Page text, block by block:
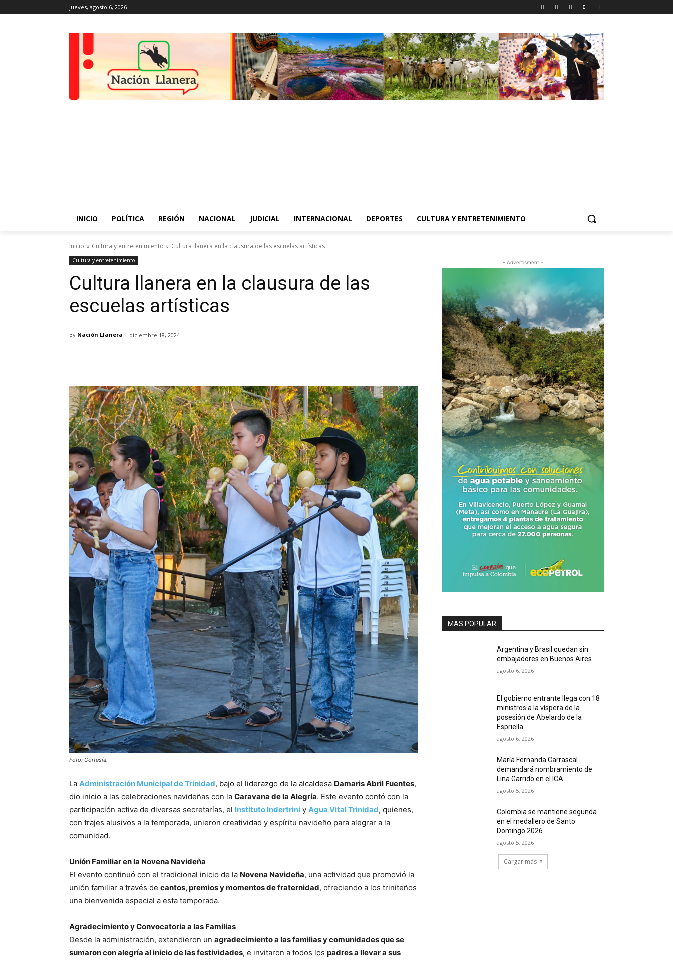
jueves, agosto 6, 2026
INICIO POLÍTICA REGIÓN NACIONAL JUDICIAL INTERNACIONAL DEPORTES CULTURA Y ENTRETENIMIENTO
Inicio Cultura y entretenimiento Cultura llanera en la clausura de las escuelas artísticas
Cultura y entretenimiento
Cultura llanera en la clausura de las
escuelas artísticas
By Nación Llanera diciembre 18, 2024
Foto: Cortesía.
La Administración Municipal de Trinidad, bajo el liderazgo de la alcaldesa Damaris Abril Fuentes,
dio inicio a las celebraciones navideñas con la Caravana de la Alegría. Este evento contó con la
participación activa de diversas secretarías, el Instituto Indertrini y Agua Vital Trinidad, quienes,
con trajes alusivos a la temporada, unieron creatividad y espíritu navideño para alegrar a la
comunidad.
Unión Familiar en la Novena Navideña
El evento continuó con el tradicional inicio de la Novena Navideña, una actividad que promovió la
unión familiar a través de cantos, premios y momentos de fraternidad, ofreciendo a los triniteños
una bienvenida especial a esta temporada.
Agradecimiento y Convocatoria a las Familias
Desde la administración, extendieron un agradecimiento a las familias y comunidades que se
sumaron con alegría al inicio de las festividades, e invitaron a todos los padres a llevar a sus
- Advertisment -
MAS POPULAR
Argentina y Brasil quedan sin
embajadores en Buenos Aires
agosto 6, 2026
El gobierno entrante llega con 18
ministros a la víspera de la
posesión de Abelardo de la
Espriella
agosto 6, 2026
María Fernanda Carrascal
demandará nombramiento de
Lina Garrido en el ICA
agosto 5, 2026
Colombia se mantiene segunda
en el medallero de Santo
Domingo 2026
agosto 5, 2026
Cargar más